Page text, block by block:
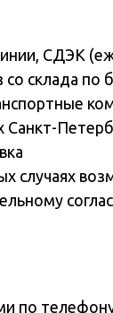
СДЭК
склада по
Санкт-
случаях
по